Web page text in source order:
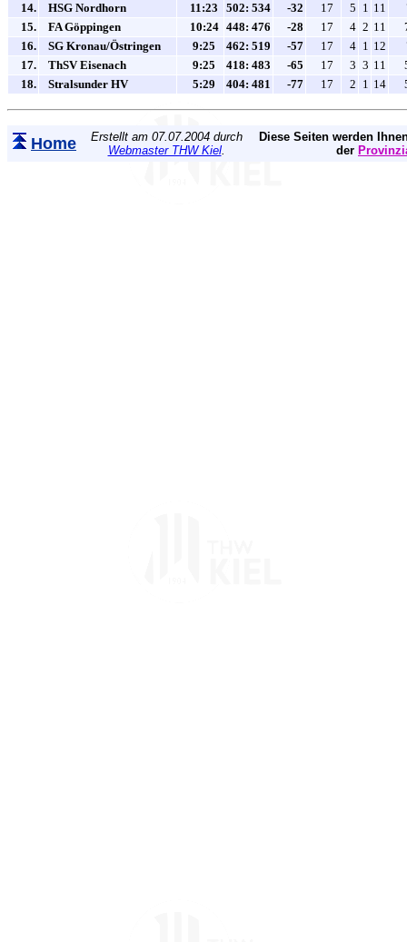
14. HSG Nordhorn 11:23 502: 534 -32 17 5 1 11
15.
FA Göppingen 10:24 448: 476 -28 17 4 2 11
16.
SG Kronau/Östringen 9:25 462: 519 -57 17 4 1 12
17.
ThSV Eisenach 9:25 418: 483 -65 17 3 3 11
18.
Stralsunder HV 5:29 404: 481 -77 17 2 1 14
Home
Erstellt am 07.07.2004 durch
Webmaster THW Kiel.
Diese Seiten werden
der